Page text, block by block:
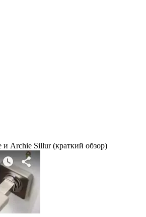
Archie Sillur (краткий обзор)